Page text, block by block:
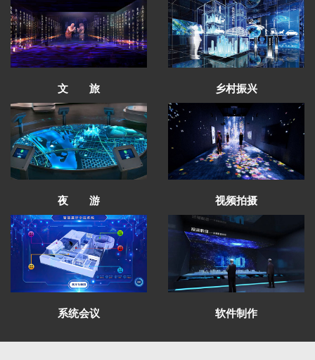
文 旅 乡村振兴
夜 游 视频拍摄
系统会议 软件制作
太子山沉浸式空间通过验收
甘南州成立70周年成就展设计方案通过评审
红西路军在祁连纪念馆有序施工
青海卫校校史馆项目圆满完工
芳菲大地展览完成中国铁路安全警示教育馆
全案策划设计
芳菲大地展览助力财贸学院文化建设受好评
青海发投碱业企业展厅施工进行中